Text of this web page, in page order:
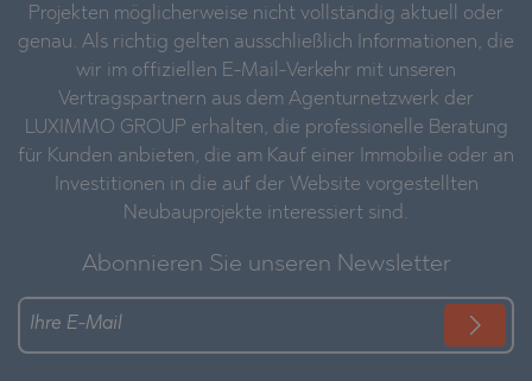
Projekten möglicherweise nicht vollständig aktuell oder
genau. Als richtig gelten ausschließlich Informationen, die
wir im offiziellen E-Mail-Verkehr mit unseren
Vertragspartnern aus dem Agenturnetzwerk der
LUXIMMO GROUP erhalten, die professionelle Beratung
für Kunden anbieten, die am Kauf einer Immobilie oder an
Investitionen in die auf der Website vorgestellten
Neubauprojekte interessiert sind.
Abonnieren Sie unseren Newsletter